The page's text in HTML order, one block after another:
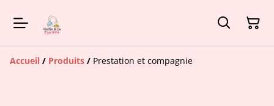
Accueil / Produits / Prestation et compagnie